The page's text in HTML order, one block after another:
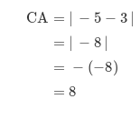
=|− −3|
=− −8 )